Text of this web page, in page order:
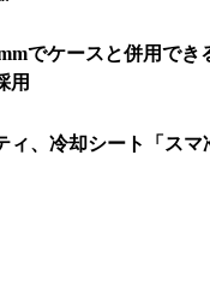
でケースと併用で
用
ィ、冷却シート「ス